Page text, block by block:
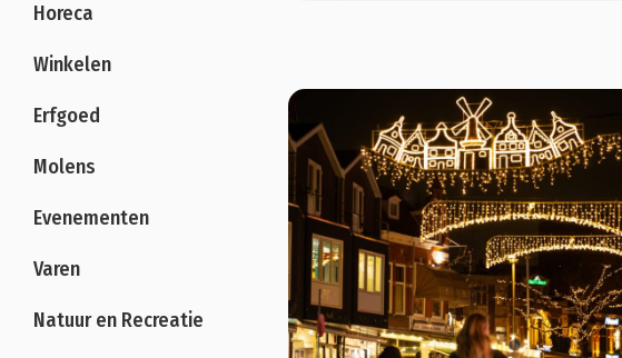
Horeca
Winkelen
Erfgoed
Molens
Evenementen
Varen
Natuur en Recreatie